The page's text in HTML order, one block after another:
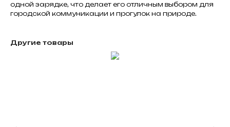
одной зарядке, что делает его отличным выбором для
городской коммуникации и прогулок на природе.
Другие товары